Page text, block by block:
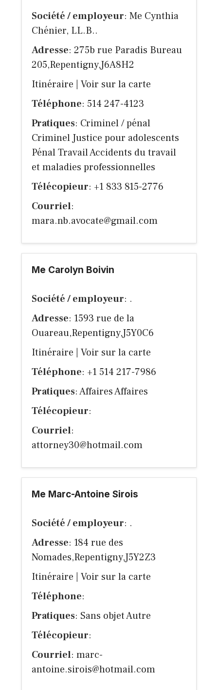
Société / employeur: Me Cynthia
Chénier, LL.B..
Adresse: 275b rue Paradis Bureau
205,Repentigny,J6A8H2
Itinéraire
Voir sur la carte
Téléphone: 514 247-4123
Pratiques: Criminel / pénal
Criminel Justice pour adolescents
Pénal Travail Accidents du travail
et maladies professionnelles
Télécopieur: +1 833 815-2776
Courriel:
mara.nb.avocate@gmail.com
Me Carolyn Boivin
Société / employeur: .
Adresse: 1593 rue de la
Ouareau,Repentigny,J5Y0C6
Itinéraire
Voir sur la carte
Téléphone: +1 514 217-7986
Pratiques: Affaires Affaires
Télécopieur:
Courriel:
attorney30@hotmail.com
Me Marc-Antoine Sirois
Société / employeur: .
Adresse: 184 rue des
Nomades,Repentigny,J5Y2Z3
Itinéraire
Voir sur la carte
Téléphone:
Pratiques: Sans objet Autre
Télécopieur:
Courriel: marc-
antoine.sirois@hotmail.com